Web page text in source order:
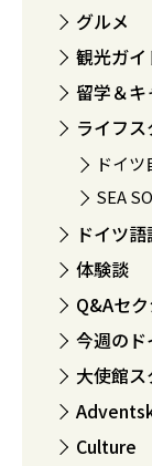
グルメ
観光ガイ
留学＆キ
ライフ
ドイ
SEA
ドイツ
体験談
Q&Aセ
今週の
大使館ス
Culture